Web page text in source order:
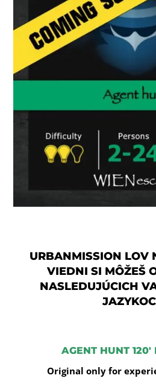
URBANMISSION LOV
VIEDNI SI MÔŽEŠ
NASLEDUJÚCICH
AGENT HUNT
Original only for